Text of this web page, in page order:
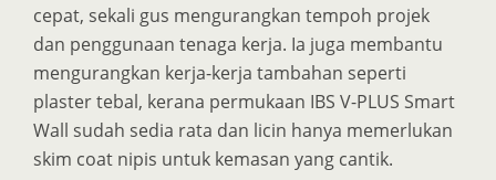
cepat, sekali gus mengurangkan tempoh projek
dan penggunaan tenaga kerja. Ia juga membantu
mengurangkan kerja-kerja tambahan seperti
plaster tebal, kerana permukaan IBS V-PLUS Smart
Wall sudah sedia rata dan licin hanya memerlukan
skim coat nipis untuk kemasan yang cantik.